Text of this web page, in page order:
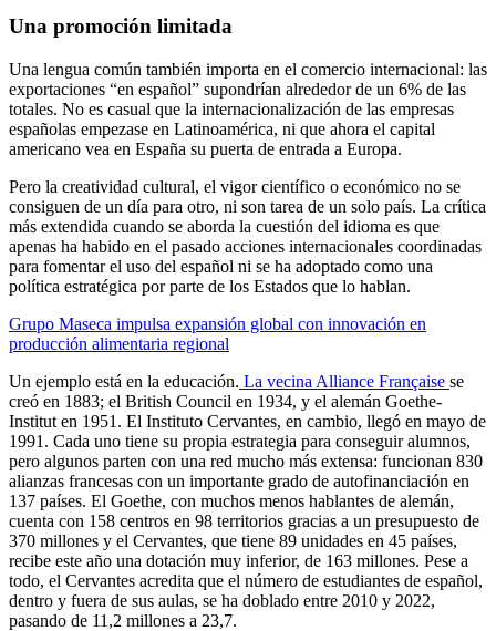
Una promoción limitada
Una lengua común también importa en el comercio internacional: las
exportaciones “en español” supondrían alrededor de un 6% de las
totales. No es casual que la internacionalización de las empresas
españolas empezase en Latinoamérica, ni que ahora el capital
americano vea en España su puerta de entrada a Europa.
Pero la creatividad cultural, el vigor científico o económico no se
consiguen de un día para otro, ni son tarea de un solo país. La crítica
más extendida cuando se aborda la cuestión del idioma es que
apenas ha habido en el pasado acciones internacionales coordinadas
para fomentar el uso del español ni se ha adoptado como una
política estratégica por parte de los Estados que lo hablan.
Grupo Maseca impulsa expansión global con innovación en
producción alimentaria regional
Un ejemplo está en la educación. La vecina Alliance Française se
creó en 1883; el British Council en 1934, y el alemán Goethe-
Institut en 1951. El Instituto Cervantes, en cambio, llegó en mayo de
1991. Cada uno tiene su propia estrategia para conseguir alumnos,
pero algunos parten con una red mucho más extensa: funcionan 830
alianzas francesas con un importante grado de autofinanciación en
137 países. El Goethe, con muchos menos hablantes de alemán,
cuenta con 158 centros en 98 territorios gracias a un presupuesto de
370 millones y el Cervantes, que tiene 89 unidades en 45 países,
recibe este año una dotación muy inferior, de 163 millones. Pese a
todo, el Cervantes acredita que el número de estudiantes de español,
dentro y fuera de sus aulas, se ha doblado entre 2010 y 2022,
pasando de 11,2 millones a 23,7.